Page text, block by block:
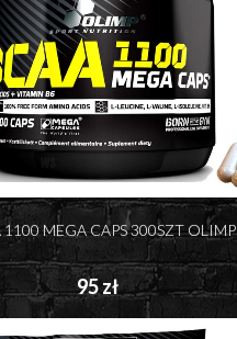
1100 MEGA CAPS 300SZT OLIMP
95 zł